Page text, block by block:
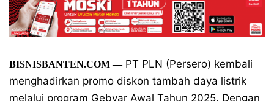
BISNISBANTEN.COM—PT PLN (Persero) kembali
menghadirkan promo diskon tambah daya listrik
melalui program Gebyar Awal Tahun 2025. Dengan